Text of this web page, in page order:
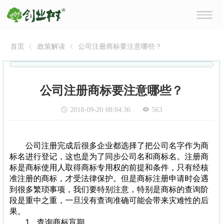
首页 政策解读 公司注册商标要注意哪些？
公司注册商标要注意哪些？
2018-09-20 08:04:36 563
公司注册完成后很多企业都选择了把公司名字作为商
标名进行登记，这也是为了同步公司名和商标名。注册商
标是商标使用人取得商标专用权的前提和条件，只有经核
准注册的商标，才受法律保护。但是商标注册申请时会遇
到很多繁琐事项，我们要特别注意，特别是商标的查询阶
段是重中之重，一旦没有查询准确可能会带来灾难性的后
果。